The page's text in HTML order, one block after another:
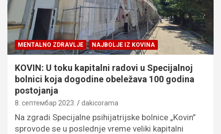
MENTALNO ZDRAVLJE NAJBOLJE IZ KOVINA
KOVIN: U toku kapitalni radovi u Specijalnoj
bolnici koja dogodine obeležava 100 godina
postojanja
8. септембар 2023. dakicorama
Na zgradi Specijalne psihijatrijske bolnice „Kovin”
sprovode se u poslednje vreme veliki kapitalni